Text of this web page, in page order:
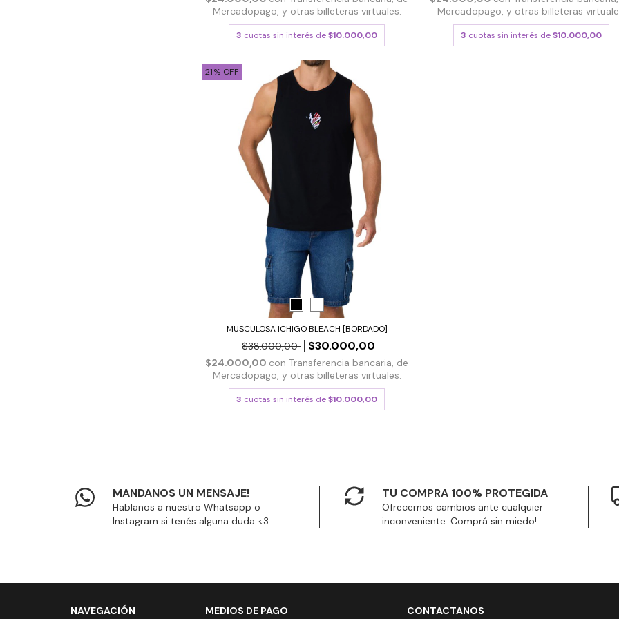
Mercadopago, y otras billeteras virtuales.
3 cuotas sin interés de$10.000,00
Mercadopago, y otras billeteras
3 cuotas sin interés de$10.000,00
21% OFF
MUSCULOSA ICHIGO BLEACH [BORDADO]
$38.000,00 $30.000,00
$24.000,00 con Transferencia bancaria, de
Mercadopago, y otras billeteras virtuales.
3 cuotas sin interés de$10.000,00
MANDANOS UN MENSAJE!
Hablanos a nuestro Whatsapp o
Instagram si tenés alguna duda <3
TU COMPRA 100% PROTEGIDA
Ofrecemos cambios ante cualquier
inconveniente. Comprá sin miedo!
NAVEGACIÓN MEDIOS DE PAGO CONTACTANOS